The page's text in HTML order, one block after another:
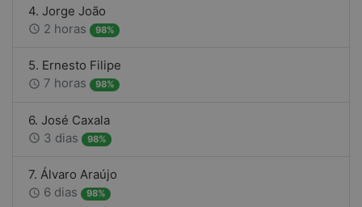
4. Jorge João
access_time 2 horas 98%
5. Ernesto Filipe
access_time 7 horas 98%
6. José Caxala
access_time 3 dias 98%
7. Álvaro Araújo
access_time 6 dias 98%